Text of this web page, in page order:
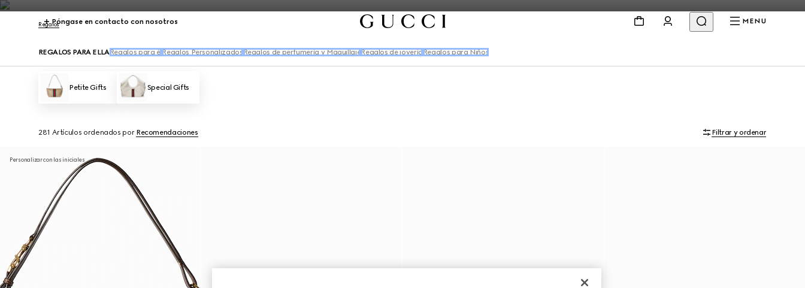
Póngase en contacto con nosotros MENU
Regalos
REGALOS PARA ELLARegalos para él Regalos Personalizados Regalos de perfumería y MaquillajeRegalos de joyería Regalos para Niños
Petite Gifts Special Gifts
281 Artículos ordenados por Recomendaciones Filtrar y ordenar
Personalizar con las iniciales